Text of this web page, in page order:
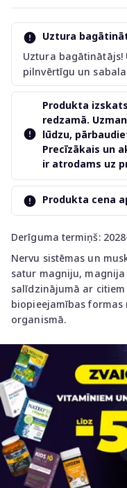
Derīguma termiņš:
Nervu sistēmas un
satur magniju,
salīdzinājumā ar
biopieejamības
organismā.
Uztura
Uztura
pilnvērtīgu un
Produkta
redzamā.
lūdzu,
Precīzākais un
ir atrodams uz
Produkta cena